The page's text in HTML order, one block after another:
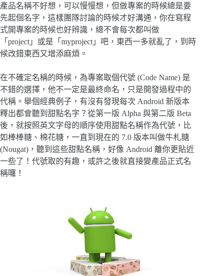
產品名稱不好想，可以慢慢想，但做專案的時候總是要
先起個名字，這樣團隊討論的時候才好溝通，你在寫程
式開專案的時候也好辨識，總不會每次都叫做
「project」或是「myproject」吧，東西一多就亂了，到時
候改錯東西又增添麻煩。
在不確定名稱的時候，為專案取個代號 (Code Name) 是
不錯的選擇，他不一定是最終命名，只是開發過程中的
代稱。舉個經典例子，有沒有發現每次 Android 新版本
釋出都會聽到甜點名字？從第一版 Alpha 與第二版 Beta
後，就按照英文字母的順序使用甜點名稱作為代號，比
如棒棒糖、棉花糖，一直到現在的 7.0 版本叫做牛札糖
(Nougat)，聽到這些甜點名稱，好像 Android 離你更貼近
一些了！代號取的有趣，或許之後就直接變產品正式名
稱囉！